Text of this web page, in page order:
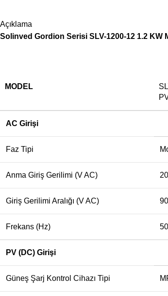
Açıklama
Solinved Gordion Serisi SLV-1200-12 1.2 KW
MODEL
AC Girişi
Faz Tipi
Anma Giriş Gerilimi (V AC)
Giriş Gerilimi Aralığı (V AC)
Frekans (Hz)
PV (DC) Girişi
Güneş Şarj Kontrol Cihazı Tipi